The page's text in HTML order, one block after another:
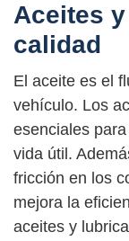
Aceites
calidad
El aceite es el
vehículo. Los
esenciales
vida útil.
fricción en los
mejora la
aceites y